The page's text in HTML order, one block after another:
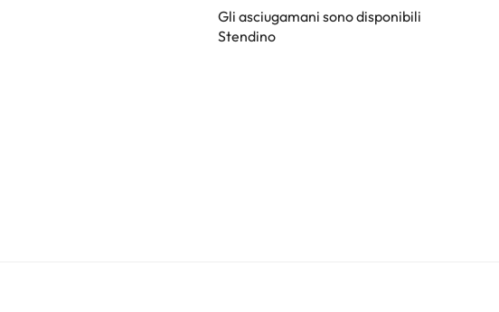
Gli asciugamani sono disponibili
Stendino